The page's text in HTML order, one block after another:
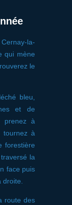
la-
qui mène
le
bleu,
et de
prenez à
tournez à
forestière
la
face puis
route des